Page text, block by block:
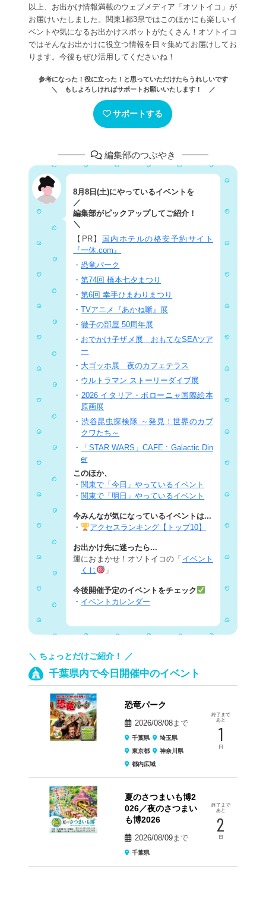
以上、お出かけ情報満載のウェブメディア「オソトイコ」が
お届けいたしました。関東1都3県ではこのほかにも楽しいイ
ベントや気になるお出かけスポットがたくさん！オソトイコ
ではそんなお出かけに役立つ情報を日々集めてお届けしてお
ります。今後もぜひ活用してくださいね！
参考になった！役に立った！と思っていただけたらうれしいです
＼ もしよろしければサポートお願いいたします！ ／
サポートする
編集部のつぶやき
8月8日(土)にやっているイベントを
／
編集部がピックアップしてご紹介！
＼
【PR】 国内ホテルの格安予約サイト
『一休.com』
・恐竜パーク
・第74回 橋本七夕まつり
・第6回 幸手ひまわりまつり
・TVアニメ『あかね噺』展
・徹子の部屋 50周年展
・ おでかけ子ザメ展 おもてなSEAツア
ー
・ 大ゴッホ展 夜のカフェテラス
・ ウルトラマン ストーリーダイブ展
・ 2026 イタリア・ボローニャ国際絵本
原画展
・ 渋谷昆虫探検隊 ～発見！世界のカブ
クワたち～
・
「STAR WARS」CAFE : Galactic Din
er
このほか、
・関東で「今日」やっているイベント
・関東で「明日」やっているイベント
今みんなが気になっているイベントは...
・
アクセスランキング【トップ10】
お出かけ先に迷ったら...
運におまかせ！オソトイコの「 イベント
くじ
」
今後開催予定のイベントをチェック
・ イベントカレンダー
＼ ちょっとだけご紹介！ ／
千葉県内で今日開催中のイベント
恐竜パーク
2026/08/08まで
千葉県
埼玉県
東京都
神奈川県
都内広域
終了まで
あと
1
日
夏のさつまいも博2
026／夜のさつまい
も博2026
2026/08/09まで
千葉県
終了まで
あと
2
日